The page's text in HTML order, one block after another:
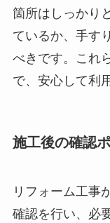
箇所はしっかり
ているか、手す
べきです。これ
で、安心して利
施工後の確認
リフォーム工事
確認を行い、必